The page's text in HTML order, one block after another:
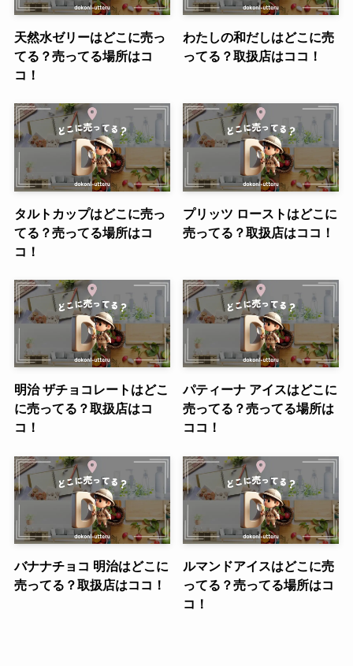
天然水ゼリーはどこに売っ
てる？売ってる場所はコ
コ！
わたしの和だしはどこに売
ってる？取扱店はココ！
タルトカップはどこに売っ
てる？売ってる場所はコ
コ！
プリッツ ローストはどこに
売ってる？取扱店はココ！
明治 ザチョコレートはどこ
に売ってる？取扱店はコ
コ！
パティーナ アイスはどこに
売ってる？売ってる場所は
ココ！
バナナチョコ 明治はどこに
売ってる？取扱店はココ！
ルマンドアイスはどこに売
ってる？売ってる場所はコ
コ！